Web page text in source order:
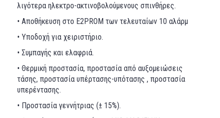
λιγότερα ηλεκτρο-ακτινοβολούμενους σπινθήρες.
• Αποθήκευση στο E2PROM των τελευταίων 10 αλάρμ
• Υποδοχή για χειριστήριο.
• Συμπαγής και ελαφριά.
• Θερμική προστασία, προστασία από αυξομειώσεις
τάσης, προστασία υπέρτασης-υπότασης , προστασία
υπερέντασης.
• Προστασία γεννήτριας (± 15%).